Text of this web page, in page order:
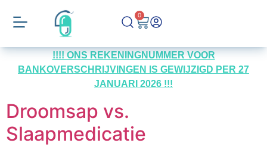
0
!!!! ONS REKENINGNUMMER VOOR
BANKOVERSCHRIJVINGEN IS GEWIJZIGD PER 27
JANUARI 2026 !!!
Droomsap vs.
Slaapmedicatie